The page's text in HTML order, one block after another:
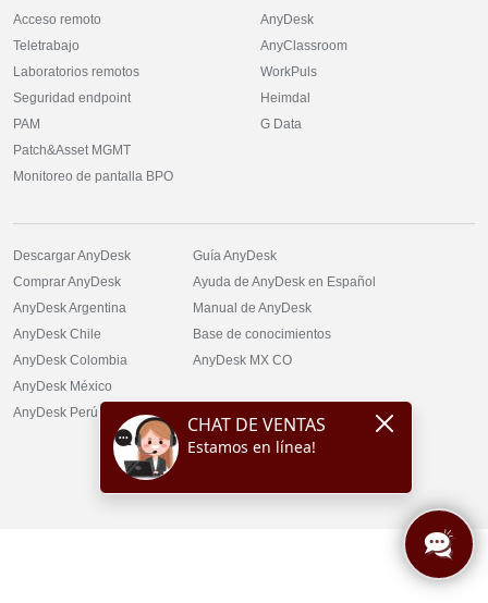
Acceso remoto
Teletrabajo
Laboratorios remotos
Seguridad endpoint
PAM
Patch&Asset MGMT
Monitoreo de pantalla BPO
AnyDesk
AnyClassroom
WorkPuls
Heimdal
G Data
Descargar AnyDesk
Comprar AnyDesk
AnyDesk Argentina
AnyDesk Chile
AnyDesk Colombia
AnyDesk México
AnyDesk Perú
Guía AnyDesk
Ayuda de AnyDesk en Español
Manual de AnyDesk
Base de conocimientos
AnyDesk MX CO